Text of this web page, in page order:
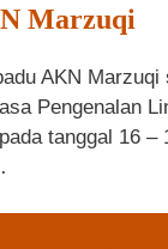
Marzuqi
AKN Marzuqi
Pengenalan
tanggal 16 –